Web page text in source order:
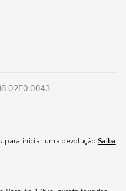
para iniciar uma devolução Saiba